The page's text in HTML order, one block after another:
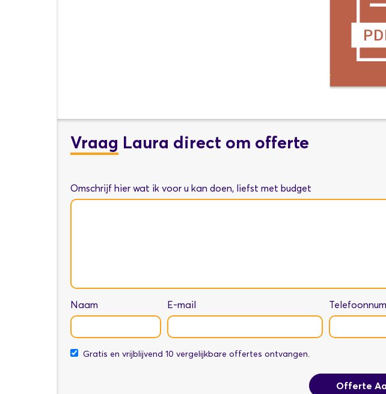
Vraag Laura direct om offerte
Omschrijf hier wat ik voor u kan doen, liefst met budget
Naam E-mail
Gratis en vrijblijvend 10 vergelijkbare offertes ontvangen.
Offerte